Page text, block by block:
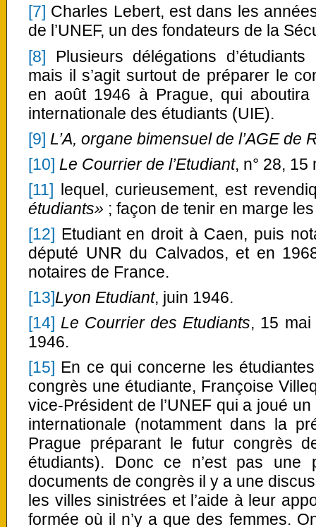
[7] Charles Lebert, est dans les
de l’UNEF, un des fondateurs de la
[8] Plusieurs délégations
mais il s’agit surtout de préparer le
en août 1946 à Prague, qui aboutira
internationale des étudiants (UIE).
[9] L’A, organe bimensuel de l’AGE de
[10] Le Courrier de l’Etudiant, n° 28, 15
[11] lequel, curieusement, est
étudiants» ; façon de tenir en marge
[12] Etudiant en droit à Caen, puis
député UNR du Calvados, et en
notaires de France.
[13]Lyon Etudiant, juin 1946.
[14] Le Courrier des Etudiants, 15 mai
1946.
[15] En ce qui concerne les
congrès une étudiante, Françoise
vice-Président de l’UNEF qui a joué
internationale (notamment dans la
Prague préparant le futur congrès
étudiants). Donc ce n’est pas une
documents de congrès il y a une
les villes sinistrées et l’aide à leur
formée où il n’y a que des femmes.